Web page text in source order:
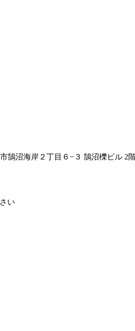
鵠沼海岸２丁目６−３ 鵠沼櫟ビル 2
い